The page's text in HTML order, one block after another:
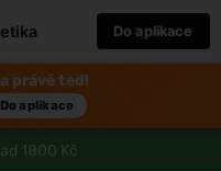
Do aplikace
právě teď!
Do aplikace
1800 Kč